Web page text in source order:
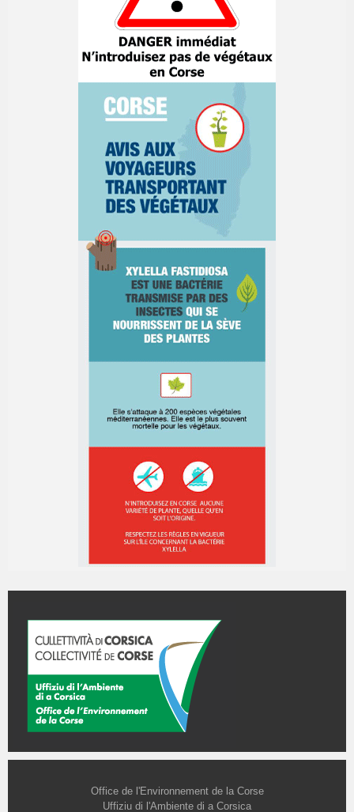
Office de l'Environnement de la Corse
Uffiziu di l'Ambiente di a Corsica